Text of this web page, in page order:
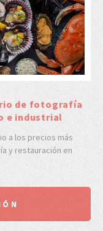
de fotografía
e industrial
a los precios más
y restauración en